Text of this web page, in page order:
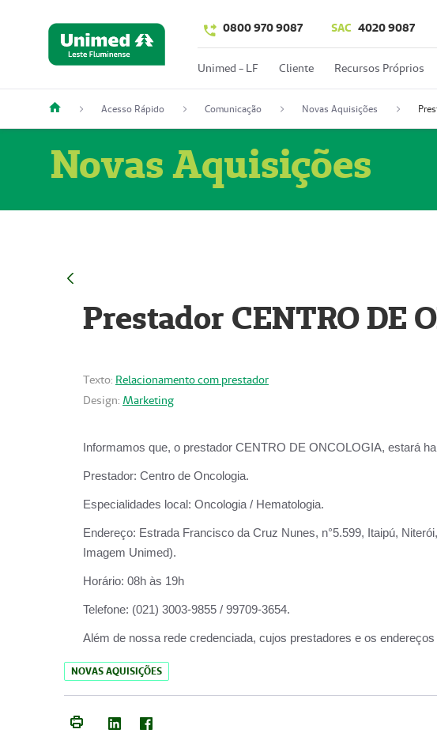
0800 970 9087 SAC 4020 9087
Unimed - LF Cliente Recursos Próprios
Acesso Rápido Comunicação Novas Aquisições
Novas Aquisições
Prestador CENTRO DE
Texto: Relacionamento com prestador
Design: Marketing
Informamos que, o prestador CENTRO DE ONCOLOGIA, estará
Prestador: Centro de Oncologia.
Especialidades local: Oncologia / Hematologia.
Endereço: Estrada Francisco da Cruz Nunes, n°5.599, Itaipú,
Imagem Unimed).
Horário: 08h às 19h
Telefone: (021) 3003-9855 / 99709-3654.
Além de nossa rede credenciada, cujos prestadores e os
NOVAS AQUISIÇÕES